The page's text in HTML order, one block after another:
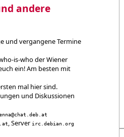
andere
und vergangene Termine
is-who der Wiener
ein! Am besten mit
mal hier sind.
und Diskussionen
, Server irc.debian.org